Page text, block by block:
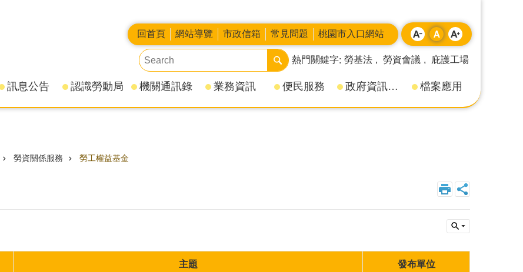
回首頁 網站導覽 市政信箱 常見問題 桃園市入口網站
熱門關鍵字 勞基法 勞資會議 庇護工場
訊息公告 認識勞動局 機關通訊錄 業務資訊 便民服務 政府資訊公開 檔案應用
勞資關係服務 勞工權益基金
主題 發布單位